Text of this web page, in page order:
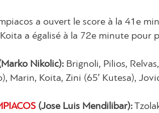
a ouvert le score à la 41e
a égalisé à la 72e minute pour
Nikolic): Brignoli, Pilios,
Marin, Koita, Zini (65′ Kutesa),
(Jose Luis Mendilibar):